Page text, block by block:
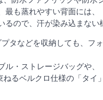
も蒸れやすい背面には、
ので、汗が染み込まない
タなどを収納しても、フ
・ストレージバッグや、
るベルクロ仕様の「タイ